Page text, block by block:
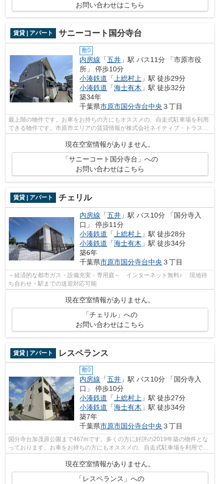
お問い合わせはこちら
賃貸 | アパート サニーコート国分寺台
敷0
内房線 「五井 」駅 バス11分 「市原市役
所」 停歩10分
小湊鉄道 「上総村上 」駅 徒歩29分
小湊鉄道 「海士有木 」駅 徒歩32分
築34年
千葉県市原市国分寺台中央 ３丁目
最上階の物件です。お車をお持ちの方にもオススメの、自走式駐車場を利用
できる物件です。市原市エリアの賃貸情報が株式会社ネイティブ・トラスト
現在空室情報がありません。
「サニーコート国分寺台」への
お問い合わせはこちら
賃貸 | アパート チェリル
内房線 「五井 」駅 バス10分 「国分寺入
口」 停歩11分
小湊鉄道 「 上総村上 」駅 徒歩28分
小湊鉄道 「海士有木 」駅 徒歩34分
築6年
千葉県市原市国分寺台中央 ３丁目
～経済的な都市ガス・設備充実・専用庭～ インターネット無料♪ 現地待
ち合わせ・駅までの送迎対応可能
現在空室情報がありません。
「チェリル」への
お問い合わせはこちら
賃貸 | アパート レスペランス
敷0
内房線 「五井 」駅 バス10分 「国分寺入
口」 停歩10分
小湊鉄道 「上総村上 」駅 徒歩27分
小湊鉄道 「海士有木 」駅 徒歩34分
築7年
千葉県市原市国分寺台中央 ３丁目
国分寺台加茂原公園まで467mです。多くの方に好評の2019年築の物件とな
っております。お車をお持ちの方にもオススメの、自走式駐車場を利用でき
現在空室情報がありません。
「レスペランス」への